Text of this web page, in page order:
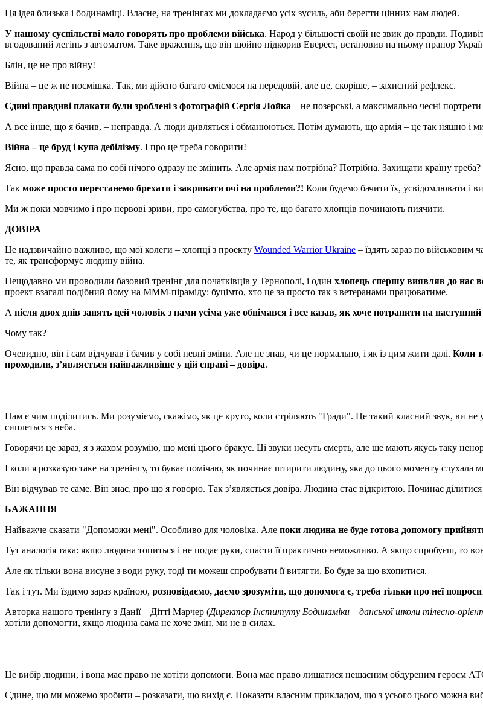
Ця ідея близька і бодинаміці. Власне, на тренінгах ми докладаємо усіх зусиль, аби берегти цінних нам людей.
У нашому суспільстві мало говорять про проблеми війська. Народ у більшості своїй не звик до правди.
вгодований легінь з автоматом. Таке враження, що він щойно підкорив Еверест, встановив на ньому прапор
Блін, це не про війну!
Війна – це ж не посмішка. Так, ми дійсно багато сміємося на передовій, але це, скоріше, – захисний рефлекс.
Єдині правдиві плакати були зроблені з фотографій Сергія Лойка – не позерські, а максимально чесні
А все інше, що я бачив, – неправда. А люди дивляться і обманюються. Потім думають, що армія – це так няшно і
Війна – це бруд і купа дебілізму. І про це треба говорити!
Ясно, що правда сама по собі нічого одразу не змінить. Але армія нам потрібна? Потрібна. Захищати країну треба?
Так може просто перестанемо брехати і закривати очі на проблеми?! Коли будемо бачити їх, усвідомлювати і
Ми ж поки мовчимо і про нервові зриви, про самогубства, про те, що багато хлопців починають пиячити.
ДОВІРА
Це надзвичайно важливо, що мої колеги – хлопці з проекту Wounded Warrior Ukraine – їздять зараз по
те, як трансформує людину війна.
Нещодавно ми проводили базовий тренінг для початківців у Тернополі, і один хлопець спершу виявляв до нас
проект взагалі подібний йому на МММ-піраміду: буцімто, хто це за просто так з ветеранами працюватиме.
А після двох днів занять цей чоловік з нами усіма уже обнімався і все казав, як хоче потрапити на наступний
Чому так?
Очевидно, він і сам відчував і бачив у собі певні зміни. Але не знав, чи це нормально, і як із цим жити далі. Коли
проходили, з’являється найважливіше у цій справі – довіра.
Нам є чим поділитись. Ми розуміємо, скажімо, як це круто, коли стріляють "Гради". Це такий класний звук, ви
сиплеться з неба.
Говорячи це зараз, я з жахом розумію, що мені цього бракує. Ці звуки несуть смерть, але ще мають якусь таку
І коли я розказую таке на тренінгу, то буває помічаю, як починає штирити людину, яка до цього моменту слухала
Він відчував те саме. Він знає, про що я говорю. Так з’являється довіра. Людина стає відкритою. Починає
БАЖАННЯ
Найважче сказати "Допоможи мені". Особливо для чоловіка. Але поки людина не буде готова допомогу
Тут аналогія така: якщо людина топиться і не подає руки, спасти її практично неможливо. А якщо спробуєш, то
Але як тільки вона висуне з води руку, тоді ти можеш спробувати її витягти. Бо буде за що вхопитися.
Так і тут. Ми їздимо зараз країною, розповідаємо, даємо зрозуміти, що допомога є, треба тільки про неї
Авторка нашого тренінгу з Данії – Дітті Марчер (Директор Інституту Бодинаміки – данської школи тілесно-
хотіли допомогти, якщо людина сама не хоче змін, ми не в силах.
Це вибір людини, і вона має право не хотіти допомоги. Вона має право лишатися нещасним обдуреним героєм
Єдине, що ми можемо зробити – розказати, що вихід є. Показати власним прикладом, що з усього цього можна